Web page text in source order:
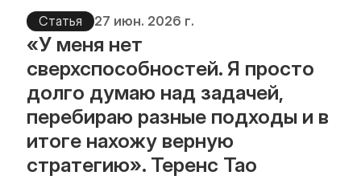
Статья 27 июн. 2026 г.
«У меня нет
сверхспособностей. Я просто
долго думаю над задачей,
перебираю разные подходы и в
итоге нахожу верную
стратегию». Теренс Тао